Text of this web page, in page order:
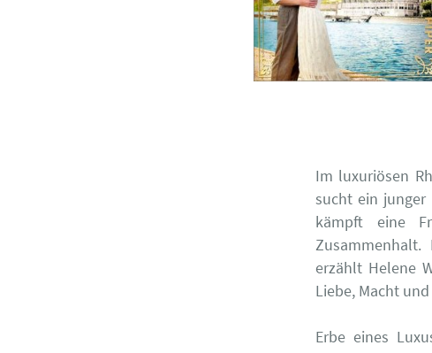
Im luxuriösen
sucht ein junger
kämpft eine
erzählt Helene
Liebe, Macht
Erbe eines